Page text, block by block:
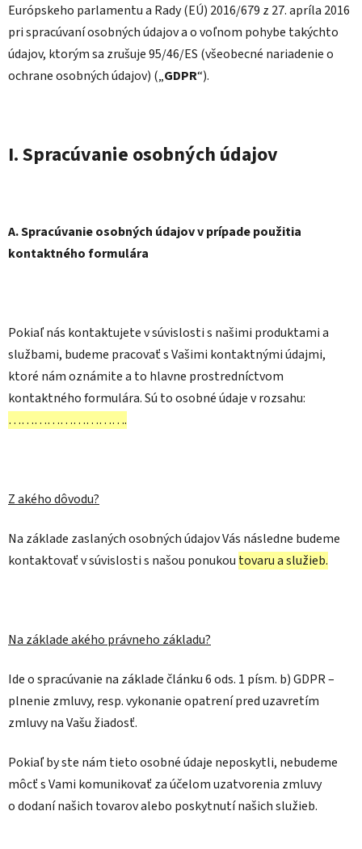
Európskeho parlamentu a Rady (EÚ) 2016/679 z 27. apríla 2016
pri spracúvaní osobných údajov a o voľnom pohybe takýchto
údajov, ktorým sa zrušuje 95/46/ES (všeobecné nariadenie o
ochrane osobných údajov) („GDPR“).
I. Spracúvanie osobných údajov
A. Spracúvanie osobných údajov v prípade použitia
kontaktného formulára
Pokiaľ nás kontaktujete v súvislosti s našimi produktami a
službami, budeme pracovať s Vašimi kontaktnými údajmi,
ktoré nám oznámite a to hlavne prostredníctvom
kontaktného formulára. Sú to osobné údaje v rozsahu:
……………………….
Z akého dôvodu?
Na základe zaslaných osobných údajov Vás následne budeme
kontaktovať v súvislosti s našou ponukou tovaru a služieb.
Na základe akého právneho základu?
Ide o spracúvanie na základe článku 6 ods. 1 písm. b) GDPR –
plnenie zmluvy, resp. vykonanie opatrení pred uzavretím
zmluvy na Vašu žiadosť.
Pokiaľ by ste nám tieto osobné údaje neposkytli, nebudeme
môcť s Vami komunikovať za účelom uzatvorenia zmluvy
o dodaní našich tovarov alebo poskytnutí našich služieb.